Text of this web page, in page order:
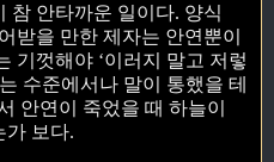
참 안타까운 일이다. 양식
받을 만한 제자는 안연뿐이
기껏해야 ‘이러지 말고 저렇
수준에서나 말이 통했을 테
안연이 죽었을 때 하늘이
가 보다.